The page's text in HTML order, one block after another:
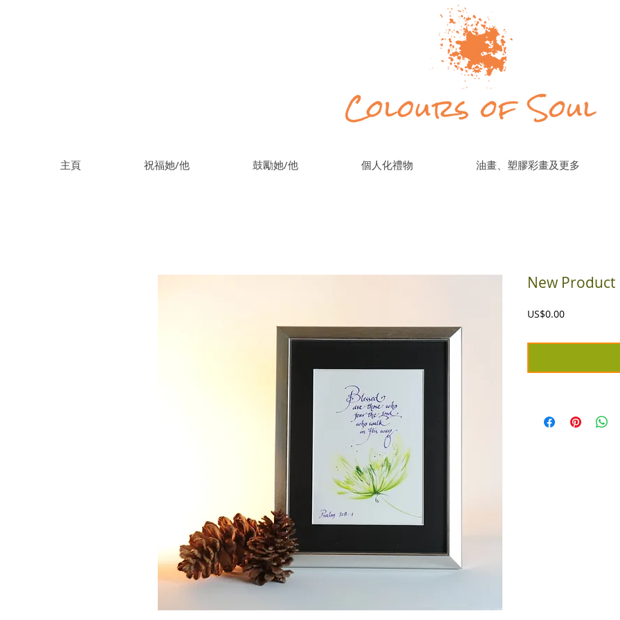
主頁 祝福她/他 鼓勵她/他 個人化禮物 油畫、塑膠彩畫及更多
New Product
US$0.00價